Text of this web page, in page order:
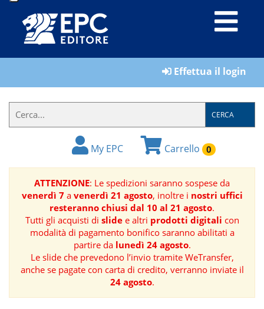
LIBRI
IL
FORMATORE
BOOK
RIVISTE
MANUALISTICA
SOFTWARE
Effettua il login
CERCA
My EPC Carrello 0
ATTENZIONE: Le spedizioni saranno sospese da
venerdì 7a venerdì 21 agosto, inoltre i nostri uffici
resteranno chiusi dal 10 al 21 agosto.
Tutti gli acquisti di slidee altri prodotti digitali con
modalità di pagamento bonifico saranno abilitati a
partire da lunedì 24 agosto.
Le slide che prevedono l’invio tramite WeTransfer,
anche se pagate con carta di credito, verranno inviate il
24 agosto.